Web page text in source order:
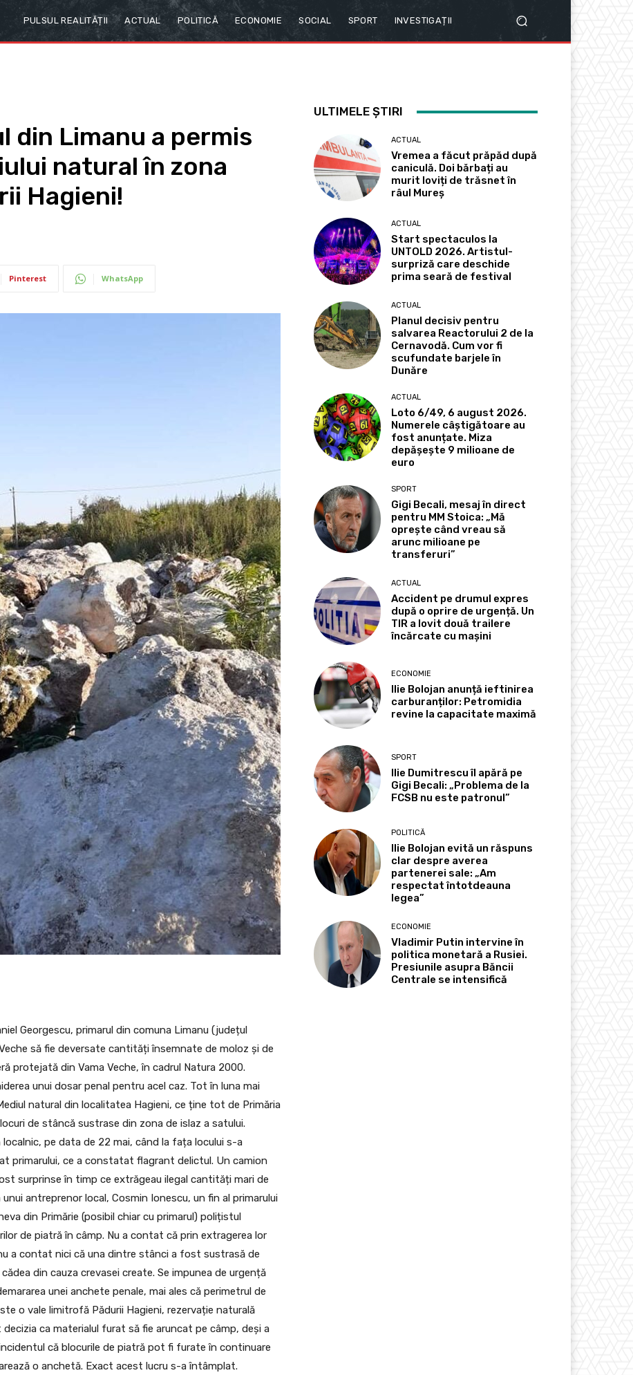
PULSUL REALITĂȚII ACTUAL POLITICĂ ECONOMIE SOCIAL SPORT INVESTIGAȚII
din Limanu a permis
natural în zona
Hagieni!
Pinterest WhatsApp
Georgescu, primarul din comuna Limanu (județul
să fie deversate cantități însemnate de moloz și de
protejată din Vama Veche, în cadrul Natura 2000.
unui dosar penal pentru acel caz. Tot în luna mai
natural din localitatea Hagieni, ce ține tot de Primăria
de stâncă sustrase din zona de islaz a satului.
pe data de 22 mai, când la fața locului s-a
primarului, ce a constatat flagrant delictul. Un camion
surprinse în timp ce extrăgeau ilegal cantități mari de
antreprenor local, Cosmin Ionescu, un fin al primarului
din Primărie (posibil chiar cu primarul) polițistul
de piatră în câmp. Nu a contat că prin extragerea lor
a contat nici că una dintre stânci a fost sustrasă de
din cauza crevasei create. Se impunea de urgență
unei anchete penale, mai ales că perimetrul de
o vale limitrofă Pădurii Hagieni, rezervație naturală
ca materialul furat să fie aruncat pe câmp, deși a
că blocurile de piatră pot fi furate în continuare
o anchetă. Exact acest lucru s-a întâmplat.
ULTIMELE ȘTIRI
ACTUAL
Vremea a făcut prăpăd după
caniculă. Doi bărbați au
murit loviți de trăsnet în
râul Mureș
ACTUAL
Start spectaculos la
UNTOLD 2026. Artistul-
surpriză care deschide
prima seară de festival
ACTUAL
Planul decisiv pentru
salvarea Reactorului 2 de la
Cernavodă. Cum vor fi
scufundate barjele în
Dunăre
ACTUAL
Loto 6/49, 6 august 2026.
Numerele câștigătoare au
fost anunțate. Miza
depășește 9 milioane de
euro
SPORT
Gigi Becali, mesaj în direct
pentru MM Stoica: „Mă
oprește când vreau să
arunc milioane pe
transferuri”
ACTUAL
Accident pe drumul expres
după o oprire de urgență. Un
TIR a lovit două trailere
încărcate cu mașini
ECONOMIE
Ilie Bolojan anunță ieftinirea
carburanților: Petromidia
revine la capacitate maximă
SPORT
Ilie Dumitrescu îl apără pe
Gigi Becali: „Problema de la
FCSB nu este patronul”
POLITICĂ
Ilie Bolojan evită un răspuns
clar despre averea
partenerei sale: „Am
respectat întotdeauna
legea”
ECONOMIE
Vladimir Putin intervine în
politica monetară a Rusiei.
Presiunile asupra Băncii
Centrale se intensifică